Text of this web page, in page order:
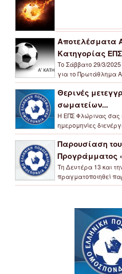
Αποτελέσματα
Κατηγορίας
Το Σάββατο 29/3/
για το Πρωτάθλημα
Θερινές
σωματείων...
Η ΕΠΣ Φλώρινας σας
ημερομηνίες
Παρουσίαση
Προγράμματος
Τη Δευτέρα 13 και
πραγματοποιηθεί